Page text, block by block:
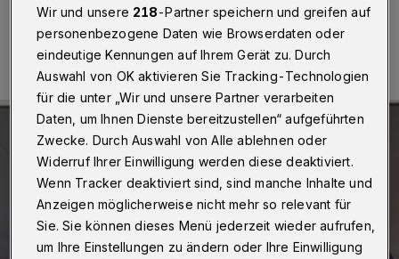
10.08.2019 , 09:00 Uhr Eine Minute Lesezeit
Wir und unsere 218-Partner speichern und greifen auf
personenbezogene Daten wie Browserdaten oder
eindeutige Kennungen auf Ihrem Gerät zu. Durch
Auswahl von OK aktivieren Sie Tracking-Technologien
für die unter „Wir und unsere Partner verarbeiten
Daten, um Ihnen Dienste bereitzustellen“ aufgeführten
Zwecke. Durch Auswahl von Alle ablehnen oder
Widerruf Ihrer Einwilligung werden diese deaktiviert.
Wenn Tracker deaktiviert sind, sind manche Inhalte und
Anzeigen möglicherweise nicht mehr so relevant für
Sie. Sie können dieses Menü jederzeit wieder aufrufen,
um Ihre Einstellungen zu ändern oder Ihre Einwilligung